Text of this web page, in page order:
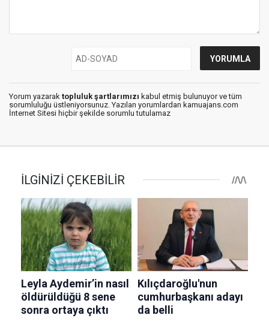
Yorum yazarak topluluk şartlarımızı kabul etmiş bulunuyor ve tüm
sorumluluğu üstleniyorsunuz. Yazılan yorumlardan kamuajans.com
İnternet Sitesi hiçbir şekilde sorumlu tutulamaz